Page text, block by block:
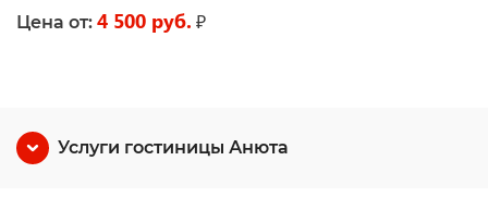
Цена от: 4 500 руб. ₽
Услуги гостиницы Анюта